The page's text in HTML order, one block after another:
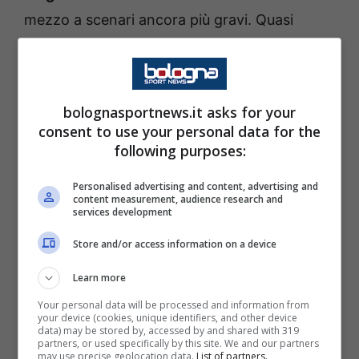
mezzo a scenari ancora più gravi. Quasi
arrivano degli importanti aggiornamenti che
ha bisogno per lasciarsi alle spalle questo
problema non di poco conto. Andiamo a
questo punto di vista.
Infortunio Lukaku, le ultime sui
tempi di recupero
Come è noto, si tratta di un calciatore
centrale nel progetto diAntonio Contee non
bolognasportnews.it asks for your
consent to use your personal data for the
following purposes:
Personalised advertising and content, advertising and
content measurement, audience research and
services development
Store and/or access information on a device
Learn more
Your personal data will be processed and information from
your device (cookies, unique identifiers, and other device
data) may be stored by, accessed by and shared with 319
partners, or used specifically by this site. We and our partners
may use precise geolocation data. List of partners.